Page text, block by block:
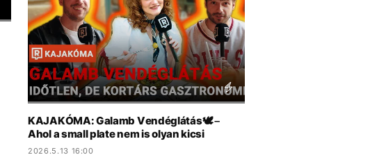
KAJAKÓMA: Galamb Vendéglátás🕊️ –
Ahol a small plate nem is olyan kicsi
2026.5.13 16:00